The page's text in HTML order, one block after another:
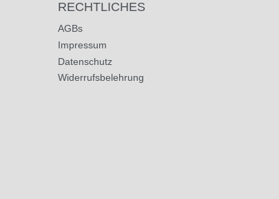
RECHTLICHES
AGBs
Impressum
Datenschutz
Widerrufsbelehrung